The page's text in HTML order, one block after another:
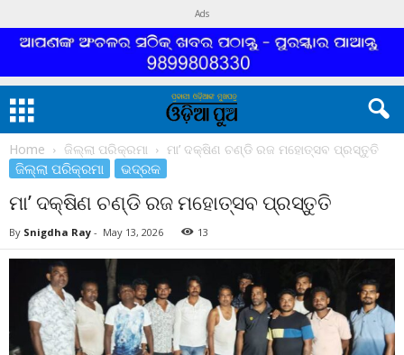
Ads
Home ଜିଲ୍ଲା ପରିକ୍ରମା ମା’ ଦକ୍ଷିଣ ଚଣ୍ଡି ରଜ ମହୋତ୍ସବ ପ୍ରସ୍ତୁତି
ଜିଲ୍ଲା ପରିକ୍ରମା ଭଦ୍ରକ
ମା’ ଦକ୍ଷିଣ ଚଣ୍ଡି ରଜ ମହୋତ୍ସବ ପ୍ରସ୍ତୁତି
By Snigdha Ray - May 13, 2026 13